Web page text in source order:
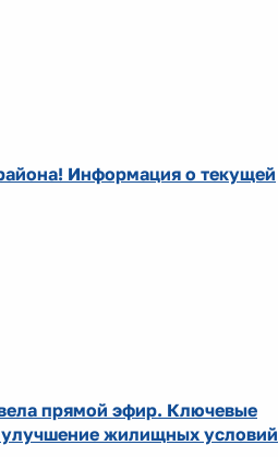
Информация о текущей
прямой эфир. Ключевые
жилищных условий